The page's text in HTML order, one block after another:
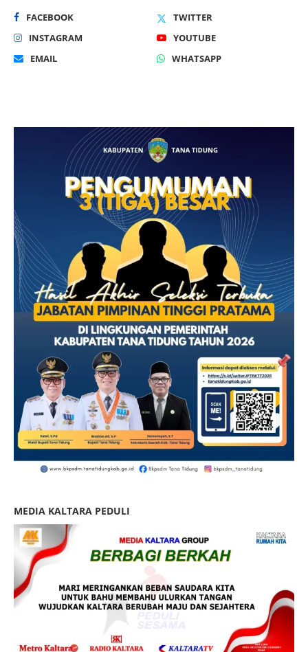
FACEBOOK
TWITTER
INSTAGRAM
YOUTUBE
EMAIL
WHATSAPP
MEDIA KALTARA PEDULI